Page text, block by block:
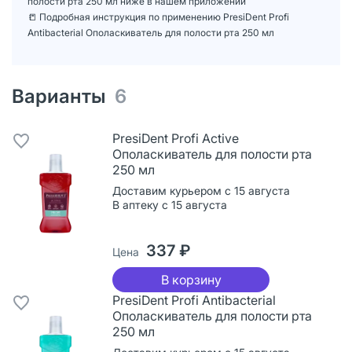
📒 Подробная инструкция по применению PresiDent Profi
Antibacterial Ополаскиватель для полости рта 250 мл
Варианты 6
PresiDent Profi Active
Ополаскиватель для полости рта
250 мл
Доставим курьером с 15 августа
В аптеку с 15 августа
Цена 337 ₽
В корзину
PresiDent Profi Antibacterial
Ополаскиватель для полости рта
250 мл